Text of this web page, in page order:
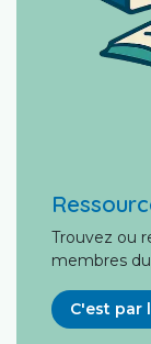
Trouvez ou
membres du
C'est par